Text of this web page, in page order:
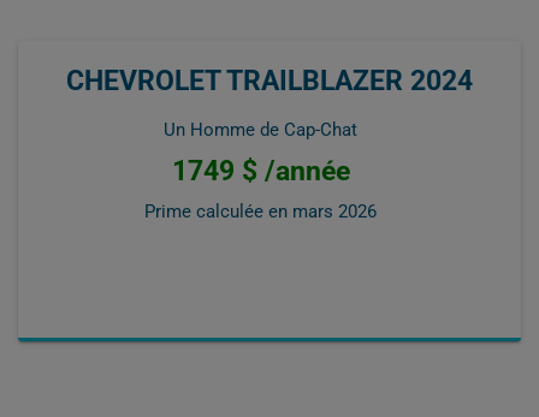
CHEVROLET TRAILBLAZER 2024
Un Homme de Cap-Chat
1749 $ /année
Prime calculée en mars 2026